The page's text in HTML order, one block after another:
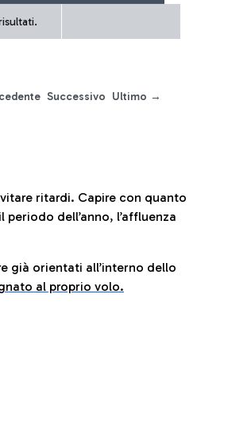
Successivo Ultimo →
ritardi. Capire con quanto
dell’anno, l’affluenza
già orientati all’interno dello
al proprio volo.